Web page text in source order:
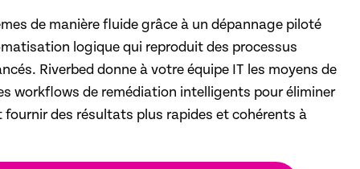
de manière fluide grâce à un dépannage piloté
logique qui reproduit des processus
Riverbed donne à votre équipe IT les moyens de
workflows de remédiation intelligents pour éliminer
fournir des résultats plus rapides et cohérents à